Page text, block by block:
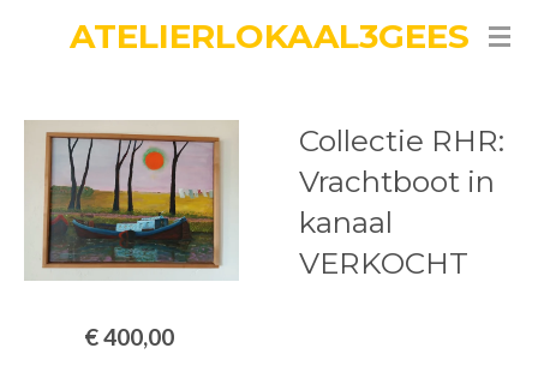
de
hoofdinhoud
ATELIERLOKAAL3GEES
Collectie RHR:
Vrachtboot in
kanaal
VERKOCHT
€ 400,00